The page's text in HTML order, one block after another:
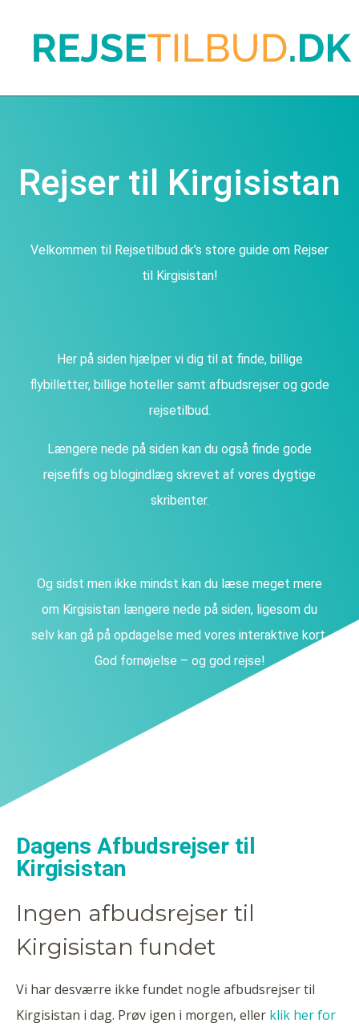
Rejser til Kirgisistan
Velkommen til Rejsetilbud.dk’s store guide om Rejser
til Kirgisistan!
Her på siden hjælper vi dig til at finde, billige
flybilletter, billige hoteller samt afbudsrejser og gode
rejsetilbud.
Længere nede på siden kan du også finde gode
rejsefifs og blogindlæg skrevet af vores dygtige
skribenter.
Og sidst men ikke mindst kan du læse meget mere
om Kirgisistan længere nede på siden, ligesom du
selv kan gå på opdagelse med vores interaktive kort.
God fornøjelse – og god rejse!
Dagens Afbudsrejser til
Kirgisistan
Ingen afbudsrejser til
Kirgisistan fundet
Vi har desværre ikke fundet nogle afbudsrejser til
Kirgisistan i dag. Prøv igen i morgen, eller klik her for